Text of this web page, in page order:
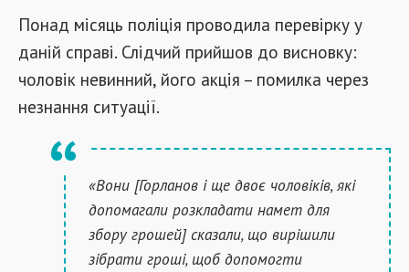
Понад місяць поліція проводила перевірку у
даній справі. Слідчий прийшов до висновку:
чоловік невинний, його акція – помилка через
незнання ситуації.
«Вони [Горланов і ще двоє чоловіків, які
допомагали розкладати намет для
збору грошей] сказали, що вирішили
зібрати гроші, щоб допомогти